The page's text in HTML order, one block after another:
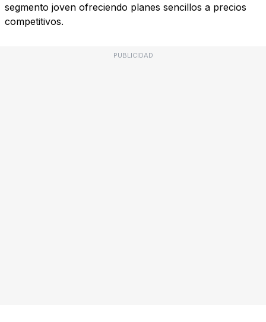
segmento joven ofreciendo planes sencillos a precios
competitivos.
PUBLICIDAD